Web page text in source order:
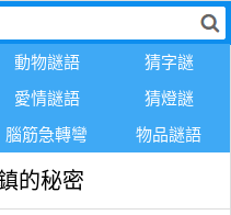
動物謎語
猜字謎
愛情謎語
猜燈謎
腦筋急轉彎 物品謎語
的秘密